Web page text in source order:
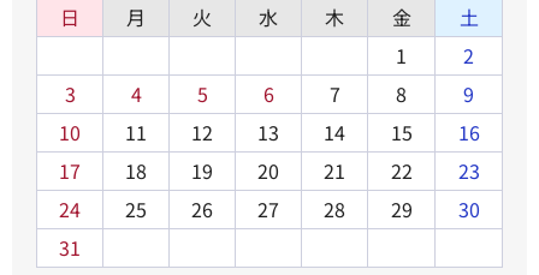
日 月 火 水 木 金
土
1
2
3
4 5 6 7 8
9
10
11 12 13 14 15
16
17
18 19 20 21 22
23
24
25 26 27 28 29
30
31